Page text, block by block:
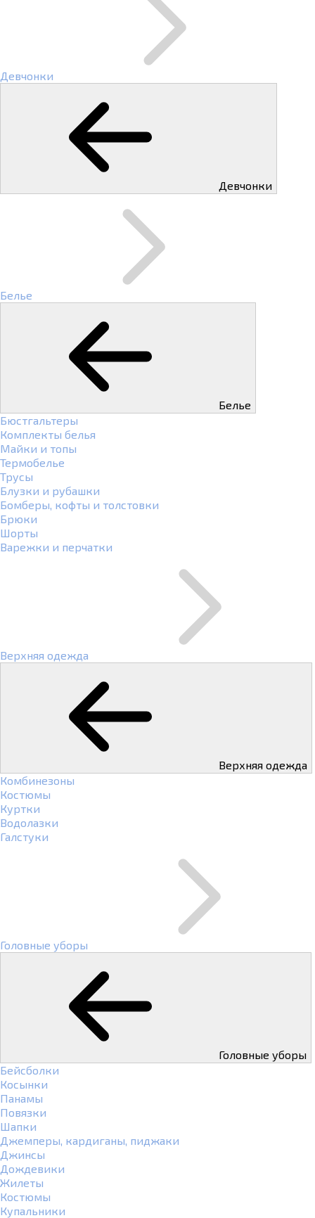
Девчонки
Девчонки
Белье
Белье
Бюстгальтеры
Комплекты белья
Майки и топы
Термобелье
Трусы
Блузки и рубашки
Бомберы, кофты и толстовки
Брюки
Шорты
Варежки и перчатки
Верхняя одежда
Верхняя одежда
Комбинезоны
Костюмы
Куртки
Водолазки
Галстуки
Головные уборы
Головные уборы
Бейсболки
Косынки
Панамы
Повязки
Шапки
Джемперы, кардиганы, пиджаки
Джинсы
Дождевики
Жилеты
Костюмы
Купальники